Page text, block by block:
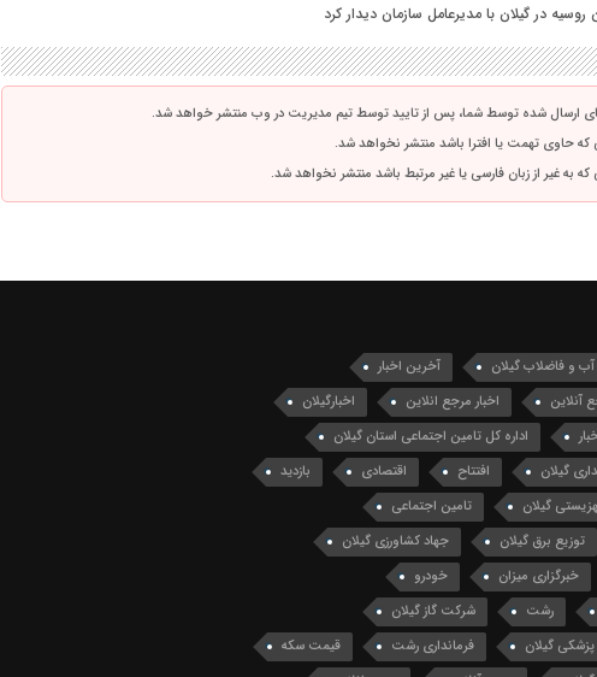
در گیلان با مدیرعامل سازمان دیدار کرد
ارسال شده توسط شما، پس از تایید توسط تیم مدیریت در وب منتشر خواهد شد.
که حاوی تهمت یا افترا باشد منتشر نخواهد شد.
که به غیر از زبان فارسی یا غیر مرتبط باشد منتشر نخواهد شد.
آب و فاضلاب گیلان
آخرین اخبار
آنلاین اخبار مرجع انلاین
اخبارگیلان
اداره کل تامین اجتماعی استان گیلان
گیلان افتتاح اقتصادی
بازدید
گیلان
تامین اجتماعی
توزیع برق گیلان
جهاد کشاورزی گیلان
خبرگزاری میزان
خودرو
رشت
شرکت گاز گیلان
پزشکی گیلان فرمانداری رشت
قیمت سکه